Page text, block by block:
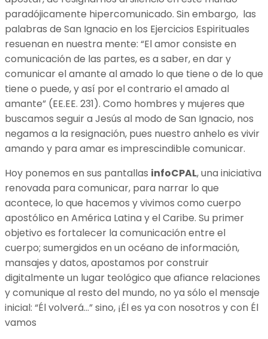
paradójicamente hipercomunicado. Sin embargo, las
palabras de San Ignacio en los Ejercicios Espirituales
resuenan en nuestra mente: “El amor consiste en
comunicación de las partes, es a saber, en dar y
comunicar el amante al amado lo que tiene o de lo que
tiene o puede, y así por el contrario el amado al
amante” (EE.EE. 231). Como hombres y mujeres que
buscamos seguir a Jesús al modo de San Ignacio, nos
negamos a la resignación, pues nuestro anhelo es vivir
amando y para amar es imprescindible comunicar.
Hoy ponemos en sus pantallas infoCPAL, una iniciativa
renovada para comunicar, para narrar lo que
acontece, lo que hacemos y vivimos como cuerpo
apostólico en América Latina y el Caribe. Su primer
objetivo es fortalecer la comunicación entre el
cuerpo; sumergidos en un océano de información,
mansajes y datos, apostamos por construir
digitalmente un lugar teológico que afiance relaciones
y comunique al resto del mundo, no ya sólo el mensaje
inicial: “Él volverá…” sino, ¡Él es ya con nosotros y con Él
vamos